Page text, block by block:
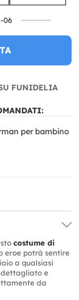
06
FUNIDELIA
per bambino
costume di
eroe potrà sentire
a qualsiasi
dettagliato e
da